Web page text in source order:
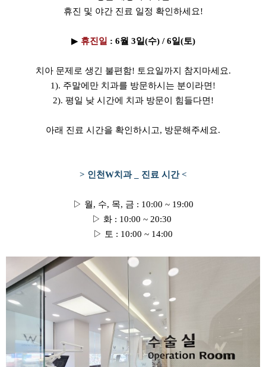
휴진 및 야간 진료 일정 확인하세요!
▶ 휴진일 : 6월 3일(수) / 6일(토)
치아 문제로 생긴 불편함! 토요일까지 참지마세요.
1). 주말에만 치과를 방문하시는 분이라면!
2). 평일 낮 시간에 치과 방문이 힘들다면!
아래 진료 시간을 확인하시고, 방문해주세요.
> 인천W치과 _ 진료 시간 <
▷ 월, 수, 목, 금 : 10:00 ~ 19:00
▷ 화 : 10:00 ~ 20:30
▷ 토 : 10:00 ~ 14:00